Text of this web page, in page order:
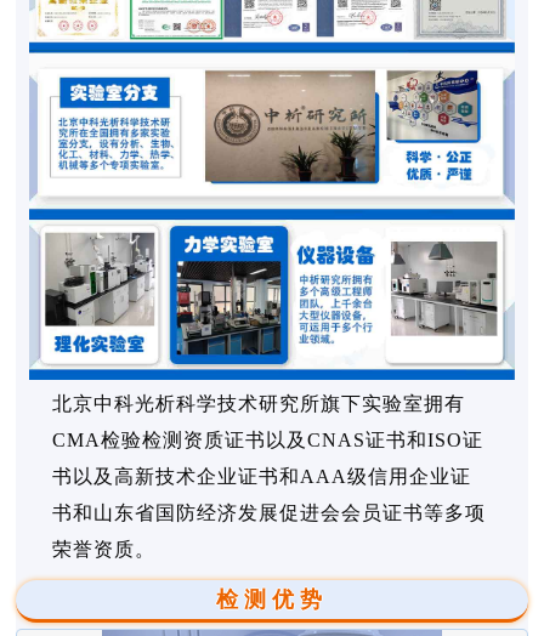
北京中科光析科学技术研究所旗下实验室拥有
CMA检验检测资质证书以及CNAS证书和ISO证
书以及高新技术企业证书和AAA级信用企业证
书和山东省国防经济发展促进会会员证书等多项
荣誉资质。
检测优势